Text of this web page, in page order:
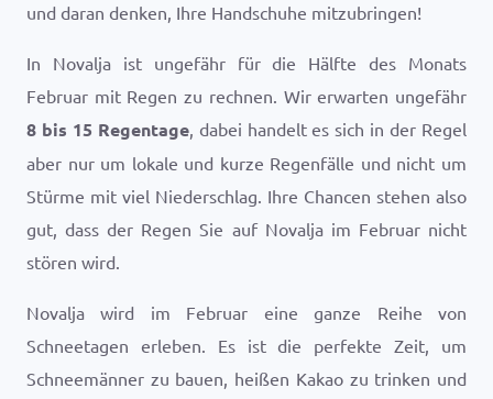
und daran denken, Ihre Handschuhe mitzubringen!
In Novalja ist ungefähr für die Hälfte des Monats
Februar mit Regen zu rechnen. Wir erwarten ungefähr
8 bis 15 Regentage, dabei handelt es sich in der Regel
aber nur um lokale und kurze Regenfälle und nicht um
Stürme mit viel Niederschlag. Ihre Chancen stehen also
gut, dass der Regen Sie auf Novalja im Februar nicht
stören wird.
Novalja wird im Februar eine ganze Reihe von
Schneetagen erleben. Es ist die perfekte Zeit, um
Schneemänner zu bauen, heißen Kakao zu trinken und